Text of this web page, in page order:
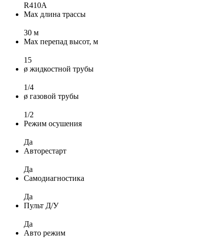
R410A
Max длина трассы
30 м
Max перепад высот, м
15
ø жидкостной трубы
1/4
ø газовой трубы
1/2
Режим осушения
Да
Авторестарт
Да
Самодиагностика
Да
Пульт Д/У
Да
Авто режим